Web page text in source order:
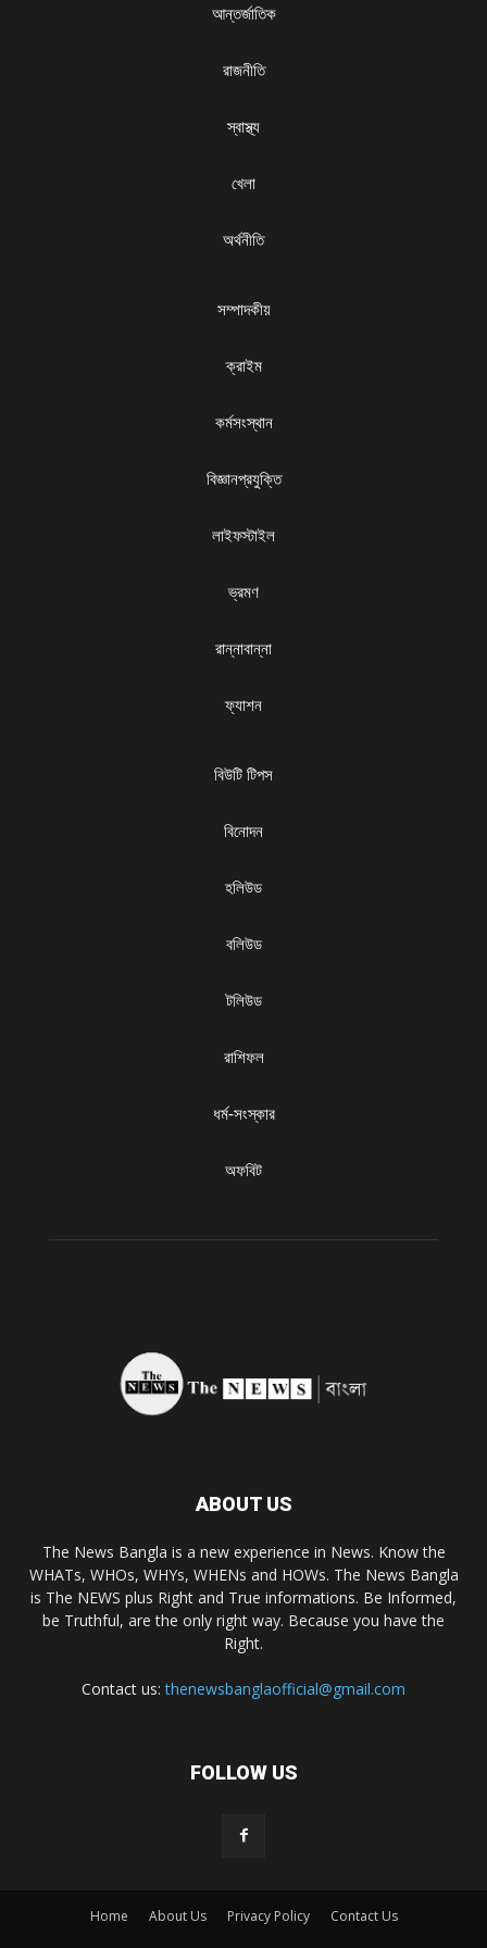
আন্তর্জাতিক
রাজনীতি
স্বাস্থ্য
খেলা
অর্থনীতি
সম্পাদকীয়
ক্রাইম
কর্মসংস্থান
বিজ্ঞানপ্রযুক্তি
লাইফস্টাইল
ভ্রমণ
রান্নাবান্না
ফ্যাশন
বিউটি টিপস
বিনোদন
হলিউড
বলিউড
টলিউড
রাশিফল
ধৰ্ম-সংস্কার
অফবিট
ABOUT US
The News Bangla is a new experience in News. Know the
WHATs, WHOs, WHYs, WHENs and HOWs. The News Bangla
is The NEWS plus Right and True informations. Be Informed,
be Truthful, are the only right way. Because you have the
Right.
Contact us:thenewsbanglaofficial@gmail.com
FOLLOW US
Home About Us Privacy Policy Contact Us